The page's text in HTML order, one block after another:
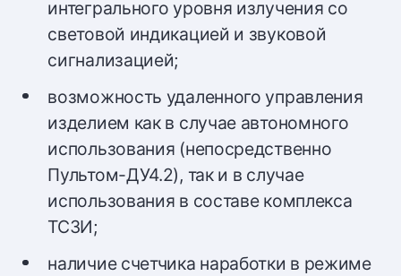
интегрального уровня излучения со
световой индикацией и звуковой
сигнализацией;
возможность удаленного управления
изделием как в случае автономного
использования (непосредственно
Пультом-ДУ4.2), так и в случае
использования в составе комплекса
ТСЗИ;
наличие счетчика наработки в режиме